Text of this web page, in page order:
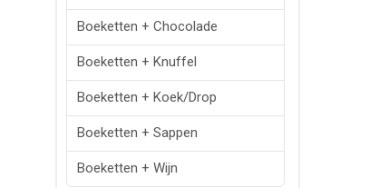
Boeketten + Chocolade
Boeketten + Knuffel
Boeketten + Koek/drop
Boeketten + Sappen
Boeketten + Wijn